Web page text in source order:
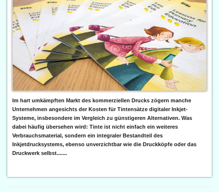
Im hart umkämpften Markt des kommerziellen Drucks zögern manche
Unternehmen angesichts der Kosten für Tintensätze digitaler Inkjet-
Systeme, insbesondere im Vergleich zu günstigeren Alternativen. Was
dabei häufig übersehen wird: Tinte ist nicht einfach ein weiteres
Verbrauchsmaterial, sondern ein integraler Bestandteil des
Inkjetdrucksystems, ebenso unverzichtbar wie die Druckköpfe oder das
Druckwerk selbst.......